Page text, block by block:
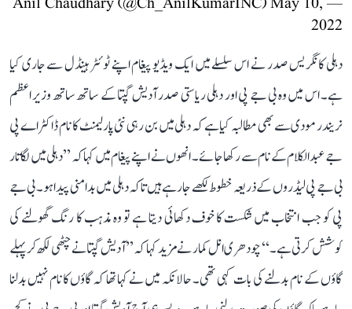
2022
دہلی کانگریس صدر نے اس سلسلے میں ایک ویڈیو پیغام اپنے ٹوئٹر ہینڈل سے جاری کیا
ہے۔ اس میں وہ بی جے پی اور دہلی ریاستی صدر آدیش گپتا کے ساتھ ساتھ وزیر اعظم
نریندر مودی سے بھی مطالبہ کیا ہے کہ دہلی میں بن رہی نئی پارلیمنٹ کا نام ڈاکٹر اے پی
جے عبدالکلام کے نام سے رکھا جائے۔ انھوں نے اپنے پیغام میں کہا کہ ’’دہلی میں لگاتار
بی جے پی لیڈروں کے ذریعہ خطوط لکھے جا رہے ہیں تاکہ دہلی میں بدامنی پیدا ہو۔ بی جے
پی کو جب انتخاب میں شکست کا خوف دکھائی دیتا ہے تو وہ مذہب کا رنگ گھولنے کی
کوشش کرتی ہے۔‘‘ چودھری انل کمار نے مزید کہا کہ ’’آدیش گپتا نے چٹھی لکھ کر پہلے
گاؤں کے نام بدلنے کی بات کہی تھی۔ حالانکہ میں نے کہا تھا کہ گاؤں کا نام نہیں بدلنا